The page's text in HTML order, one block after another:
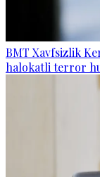
BMT Xavfsizlik
halokatli terror